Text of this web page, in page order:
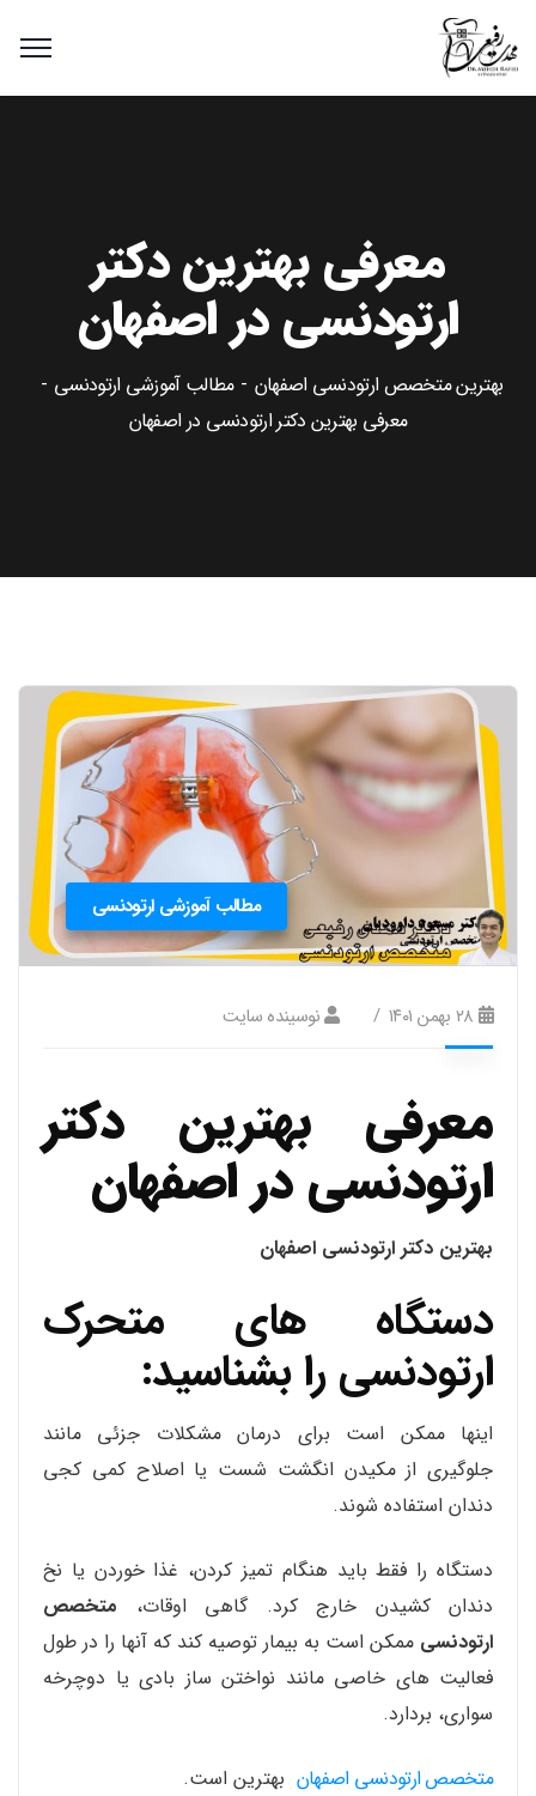
معرفی بهترین دکتر
ارتودنسی در اصفهان
بهترین متخصص ارتودنسی اصفهان
مطالب آموزشی ارتودنسی
معرفی بهترین دکتر ارتودنسی در اصفهان
مطالب آموزشی ارتودنسی
۲۸ بهمن ۱۴۰۱ نوسینده سایت
معرفی بهترین دکتر
ارتودنسی در اصفهان
بهترین دکتر ارتودنسی اصفهان
دستگاه های متحرک
ارتودنسی را بشناسید:
اینها ممکن است برای درمان مشکلات جزئی مانند
جلوگیری از مکیدن انگشت شست یا اصلاح کمی کجی
دندان استفاده شوند.
دستگاه را فقط باید هنگام تمیز کردن، غذا خوردن یا نخ
دندان کشیدن خارج کرد. گاهی اوقات، متخصص
ارتودنسی ممکن است به بیمار توصیه کند که آنها را در طول
فعالیت های خاصی مانند نواختن ساز بادی یا دوچرخه
سواری، بردارد.
متخصص ارتودنسی اصفهان بهترین است.